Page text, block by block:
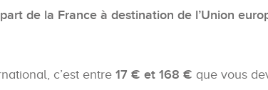
de la France à destination de l’Union
c’est entre 17 € et 168 € que vous